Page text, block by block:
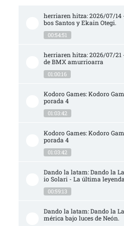
herriaren hitza: 2026/07/14
bos Santos y Ekain Otegi.
00:54:51
herriaren hitza: 2026/07/21
de BMX amurrioarra
01:00:16
Kodoro Games: Kodoro
porada 4
01:03:42
Kodoro Games: Kodoro
porada 4
01:03:42
Dando la latam: Dando la
io Solari - La última
00:59:13
Dando la latam: Dando la
mérica bajo luces de Neón.